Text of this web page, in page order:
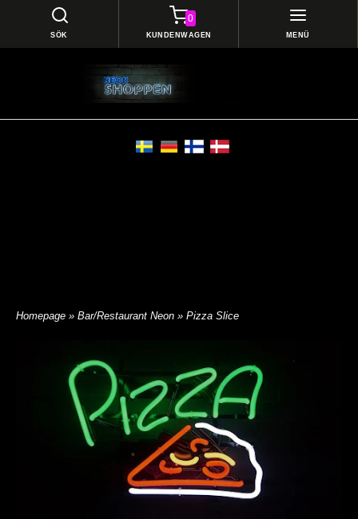
SÖK
0
KUNDENWAGEN MENÜ
Homepage » Bar/Restaurant Neon » Pizza Slice